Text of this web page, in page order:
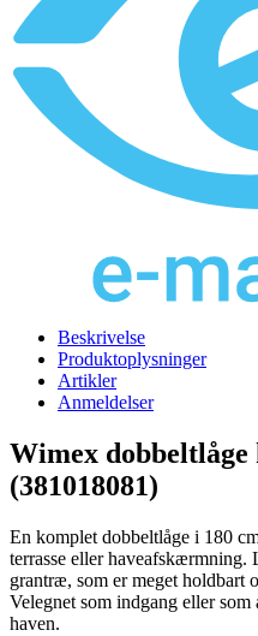
Beskrivelse
Produktoplysninger
Artikler
Anmeldelser
Wimex dobbeltlåge
(381018081)
En komplet dobbeltlåge i 180
terrasse eller haveafskærmning.
grantræ, som er meget holdbart
Velegnet som indgang eller
haven.